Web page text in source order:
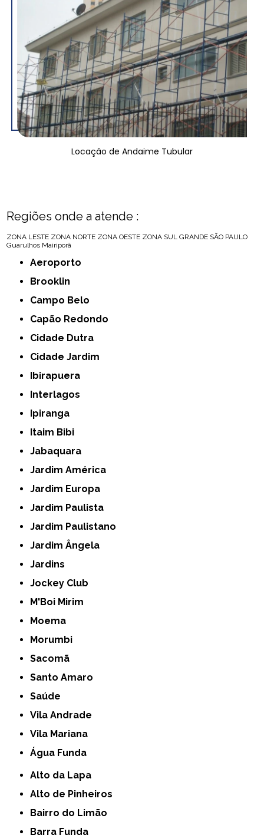
Locação de Andaime Tubular
Regiões onde a atende :
ZONA LESTE ZONA NORTE ZONA OESTE ZONA SUL GRANDE SÃO PAULO
Guarulhos Mairiporã
Aeroporto
Brooklin
Campo Belo
Capão Redondo
Cidade Dutra
Cidade Jardim
Ibirapuera
Interlagos
Ipiranga
Itaim Bibi
Jabaquara
Jardim América
Jardim Europa
Jardim Paulista
Jardim Paulistano
Jardim Ângela
Jardins
Jockey Club
M'Boi Mirim
Moema
Morumbi
Sacomã
Santo Amaro
Saúde
Vila Andrade
Vila Mariana
Água Funda
Alto da Lapa
Alto de Pinheiros
Bairro do Limão
Barra Funda